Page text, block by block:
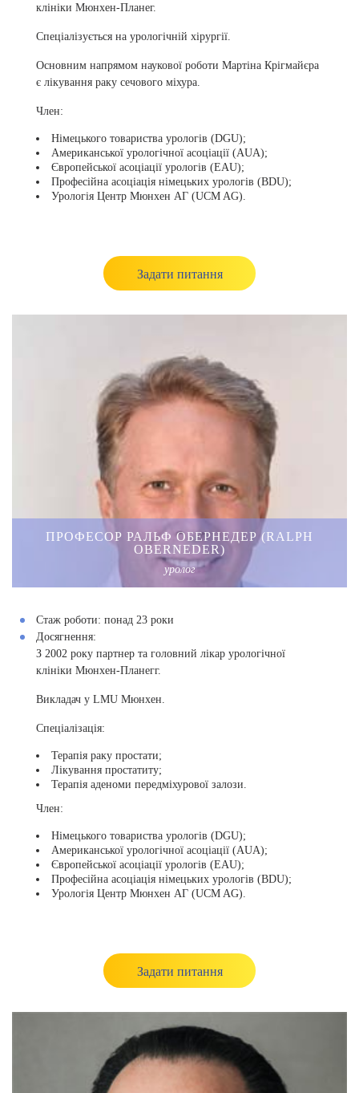
клініки Мюнхен-Планег.
Спеціалізується на урологічній хірургії.
Основним напрямом наукової роботи Мартіна Крігмайєра
є лікування раку сечового міхура.
Член:
Німецького товариства урологів (DGU);
Американської урологічної асоціації (AUA);
Європейської асоціації урологів (EAU);
Професійна асоціація німецьких урологів (BDU);
Урологія Центр Мюнхен АГ (UCM AG).
Задати питання
ПРОФЕСОР РАЛЬФ ОБЕРНЕДЕР (RALPH
OBERNEDER)
уролог
Стаж роботи: понад 23 роки
Досягнення:
З 2002 року партнер та головний лікар урологічної
клініки Мюнхен-Планегг.
Викладач у LMU Мюнхен.
Спеціалізація:
Терапія раку простати;
Лікування простатиту;
Терапія аденоми передміхурової залози.
Член:
Німецького товариства урологів (DGU);
Американської урологічної асоціації (AUA);
Європейської асоціації урологів (EAU);
Професійна асоціація німецьких урологів (BDU);
Урологія Центр Мюнхен АГ (UCM AG).
Задати питання